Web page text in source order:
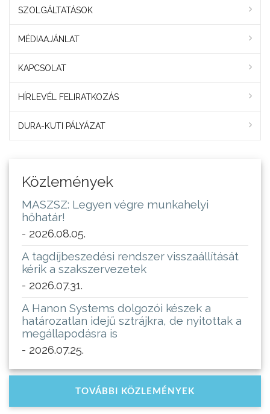
SZOLGÁLTATÁSOK
MÉDIAAJÁNLAT
KAPCSOLAT
HÍRLEVÉL FELIRATKOZÁS
DURA-KUTI PÁLYÁZAT
Közlemények
MASZSZ: Legyen végre munkahelyi
hőhatár!
- 2026.08.05.
A tagdíjbeszedési rendszer visszaállítását
kérik a szakszervezetek
- 2026.07.31.
A Hanon Systems dolgozói készek a
határozatlan idejű sztrájkra, de nyitottak a
megállapodásra is
- 2026.07.25.
TOVÁBBI KÖZLEMÉNYEK